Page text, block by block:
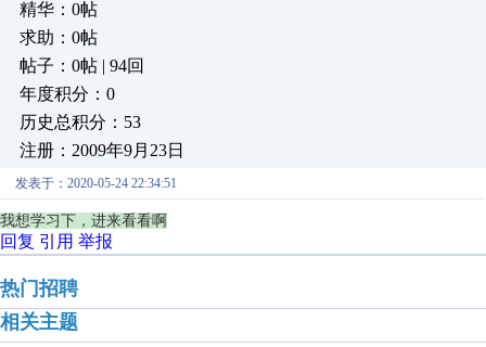
精华：0帖
求助：0帖
帖子：0帖 | 94回
年度积分：0
历史总积分：53
注册：2009年9月23日
发表于：2020-05-24 22:34:51
我想学习下，进来看看啊
回复 引用 举报
热门招聘
相关主题